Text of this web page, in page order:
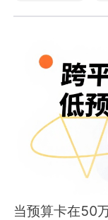
当预算卡在50
热门服务
APP新媒
小红书素人
流量赚钱